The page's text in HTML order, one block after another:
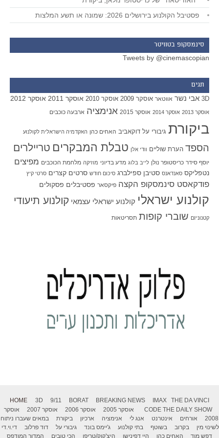
פסטיבל הקולנוע בירושלים 2026: שמונה או תשע המלצות
סינמסקופ בטוויטר
Tweets by @cinemascopian
תגים
3D אבי נשר אווטאר אוסקר 2009 אוסקר 2010 אוסקר 2011 אוסקר 2012
אוסקר 2013 אוסקר 2014 אוסקר 2015 אנימציה ארבעה כוכבים
ביקורת גיבורי על דוקאביב האחים כהן האקדמיה הישראלית לקולנוע
הספד הערת שוליים וודי אלן טבלת המבקרים טריילרים
יוסף סידר כריסטופר נולן לייב בלוג מדע בדיוני מוזיקה מלחמת הכוכבים מפיצים
נטפליקס סאנדאנס סטיבן ספילברג סיכום חודש סרטים קצרים סרטי קיץ
פודקאסט סינמסקופ הקצה פיקסאר פסטיבלים פסקולים
קולנוע ישראלי קולנוע ישראלי עצמאי קולנוע תיעודי
קטנוניזם שוברי קופות תסריטאות
HOME 3D 9/11 BORAT BREAKING NEWS IMAX
THE DA VINCI
CODE THE DAILY SHOW אוסקר 2005 אוסקר 2006 אוסקר 2007
אוסקר
2008
אורחים אינטרנט אנג לי אנימציה ארכיון ביקורת
במאים שעברו ניתוח
לשינוי מין
בקרוב בשוטף בתי קולנוע ג'יימס בונד גיבורי על דוד פרלוב
די.וי.די
דפש מוד
האחים כהן היי דפינישן היצ'קוק/טריפו הכי טובים המדור המודפס